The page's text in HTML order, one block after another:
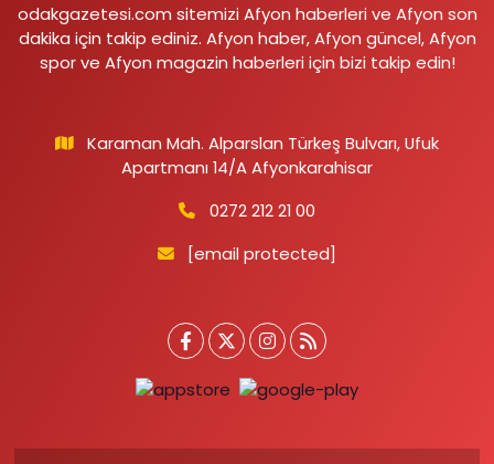
odakgazetesi.com sitemizi Afyon haberleri ve Afyon son
dakika için takip ediniz. Afyon haber, Afyon güncel, Afyon
spor ve Afyon magazin haberleri için bizi takip edin!
Karaman Mah. Alparslan Türkeş Bulvarı, Ufuk
Apartmanı 14/A Afyonkarahisar
0272 212 21 00
[email protected]